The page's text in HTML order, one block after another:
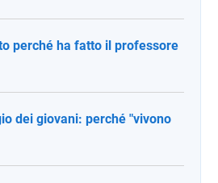
perché ha fatto il professore
dei giovani: perché "vivono